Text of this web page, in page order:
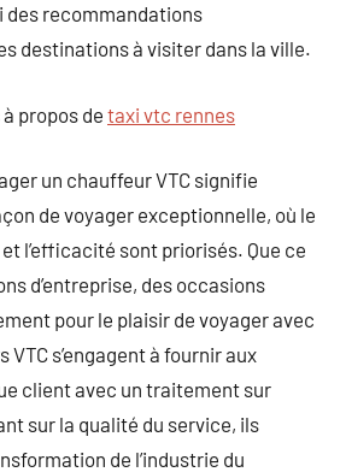
des recommandations
destinations à visiter dans la ville.
propos de taxi vtc rennes
un chauffeur VTC signifie
de voyager exceptionnelle, où le
l’efficacité sont priorisés. Que ce
d’entreprise, des occasions
pour le plaisir de voyager avec
s’engagent à fournir aux
client avec un traitement sur
sur la qualité du service, ils
de l’industrie du